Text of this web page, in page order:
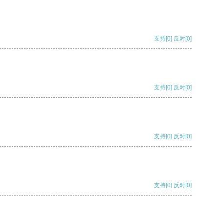
支持[0] 反对[0]
支持[0] 反对[0]
支持[0] 反对[0]
支持[0] 反对[0]